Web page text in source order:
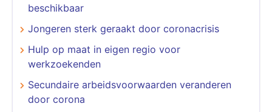
beschikbaar
Jongeren sterk geraakt door coronacrisis
Hulp op maat in eigen regio voor
werkzoekenden
Secundaire arbeidsvoorwaarden veranderen
door corona